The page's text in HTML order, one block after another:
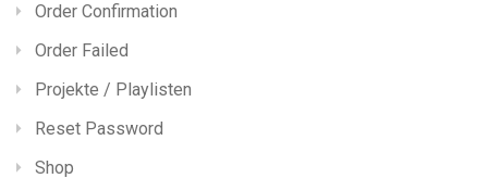
Order Confirmation
Order Failed
Projekte / Playlisten
Reset Password
Shop